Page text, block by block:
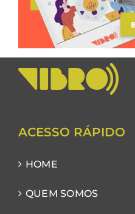
ACESSO RÁPIDO
HOME
QUEM SOMOS